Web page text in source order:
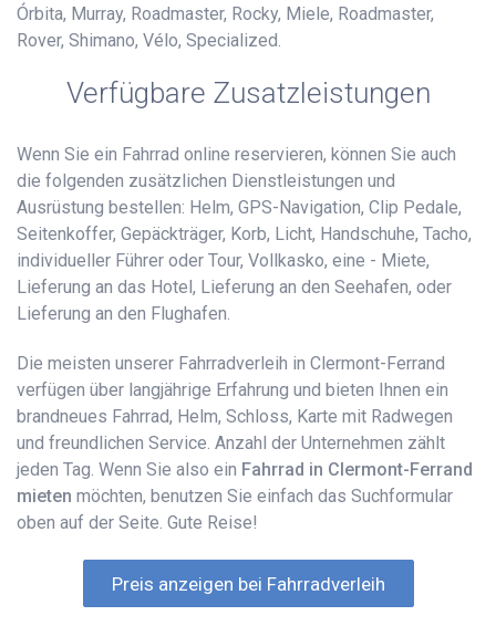
Órbita, Murray, Roadmaster, Rocky, Miele, Roadmaster,
Rover, Shimano, Vélo, Specialized.
Verfügbare Zusatzleistungen
Wenn Sie ein Fahrrad online reservieren, können Sie auch
die folgenden zusätzlichen Dienstleistungen und
Ausrüstung bestellen: Helm, GPS-Navigation, Clip Pedale,
Seitenkoffer, Gepäckträger, Korb, Licht, Handschuhe, Tacho,
individueller Führer oder Tour, Vollkasko, eine - Miete,
Lieferung an das Hotel, Lieferung an den Seehafen, oder
Lieferung an den Flughafen.
Die meisten unserer Fahrradverleih in Clermont-Ferrand
verfügen über langjährige Erfahrung und bieten Ihnen ein
brandneues Fahrrad, Helm, Schloss, Karte mit Radwegen
und freundlichen Service. Anzahl der Unternehmen zählt
jeden Tag. Wenn Sie also ein Fahrrad in Clermont-Ferrand
mieten möchten, benutzen Sie einfach das Suchformular
oben auf der Seite. Gute Reise!
Preis anzeigen bei Fahrradverleih